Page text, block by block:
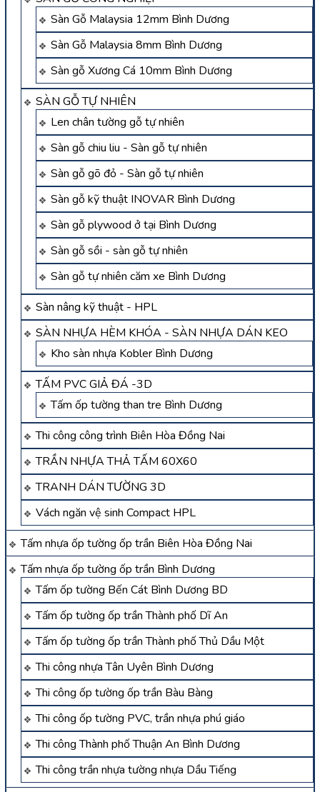
Sàn Gỗ Malaysia 12mm Bình Dương
Sàn Gỗ Malaysia 8mm Bình Dương
Sàn gỗ Xương Cá 10mm Bình Dương
SÀN GỖ TỰ NHIÊN
Len chân tường gỗ tự nhiên
Sàn gỗ chiu liu - Sàn gỗ tự nhiên
Sàn gỗ gõ đỏ - Sàn gỗ tự nhiên
Sàn gỗ kỹ thuật INOVAR Bình Dương
Sàn gỗ plywood ở tại Bình Dương
Sàn gỗ sồi - sàn gỗ tự nhiên
Sàn gỗ tự nhiên căm xe Bình Dương
Sàn nâng kỹ thuật - HPL
SÀN NHỰA HÈM KHÓA - SÀN NHỰA DÁN KEO
Kho sàn nhựa Kobler Bình Dương
TẤM PVC GIẢ ĐÁ -3D
Tấm ốp tường than tre Bình Dương
Thi công công trình Biên Hòa Đồng Nai
TRẦN NHỰA THẢ TẤM 60X60
TRANH DÁN TƯỜNG 3D
Vách ngăn vệ sinh Compact HPL
Tấm nhựa ốp tường ốp trần Biên Hòa Đồng Nai
Tấm nhựa ốp tường ốp trần Bình Dương
Tấm ốp tường Bến Cát Bình Dương BD
Tấm ốp tường ốp trần Thành phố Dĩ An
Tấm ốp tường ốp trần Thành phố Thủ Dầu Một
Thi công nhựa Tân Uyên Bình Dương
Thi công ốp tường ốp trần Bàu Bàng
Thi công ốp tường PVC, trần nhựa phú giáo
Thi công Thành phố Thuận An Bình Dương
Thi công trần nhựa tường nhựa Dầu Tiếng